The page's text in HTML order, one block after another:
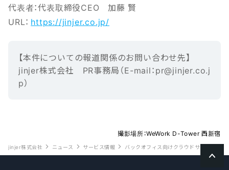
代表者：代表取締役CEO 加藤 賢
URL： https://jinjer.co.jp/
【本‌件‌に‌つ‌い‌ての報‌道‌関‌係‌の‌お‌問‌い‌合‌わ‌せ先】‌ ‌
jinjer株式会社 ‌PR事務局（E-mail‌：‌pr@jinjer.co.j
p）
jinjer株式会社 ニュース サービス情報 バックオフィス向けクラウドサービス「ジ
撮影場所：WeWork D-Tower 西新宿